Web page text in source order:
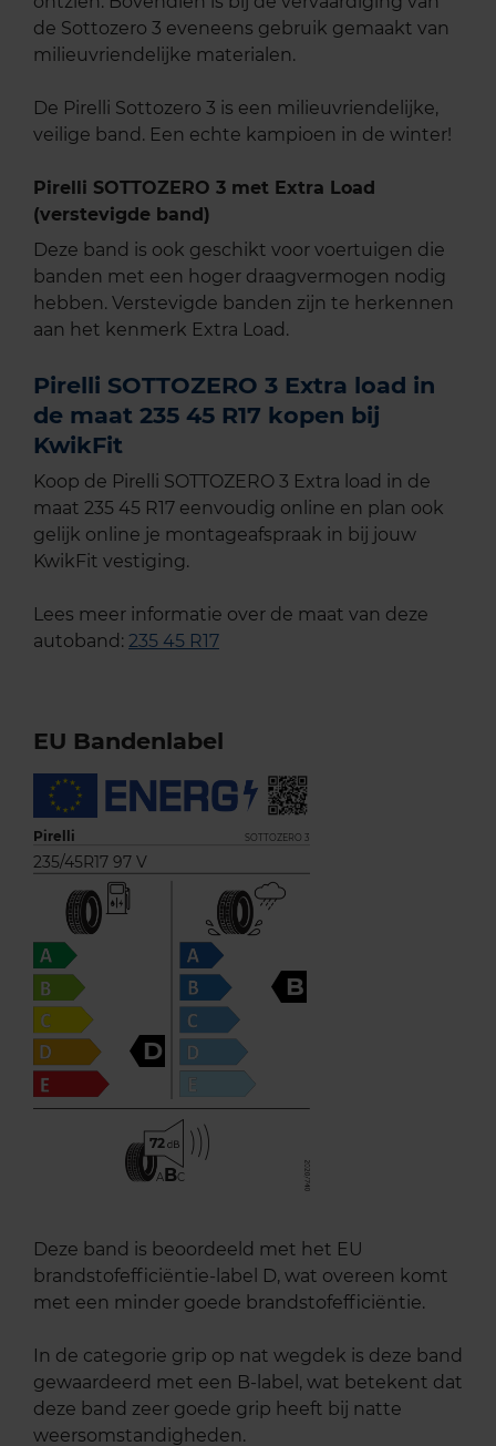
de Sottozero 3 eveneens gebruik gemaakt van
milieuvriendelijke materialen.
De Pirelli Sottozero 3 is een milieuvriendelijke,
veilige band. Een echte kampioen in de winter!
Pirelli SOTTOZERO 3 met Extra Load
(verstevigde band)
Deze band is ook geschikt voor voertuigen die
banden met een hoger draagvermogen nodig
hebben. Verstevigde banden zijn te herkennen
aan het kenmerk Extra Load.
Pirelli SOTTOZERO 3 Extra load in
de maat 235 45 R17 kopen bij
KwikFit
Koop de Pirelli SOTTOZERO 3 Extra load in de
maat 235 45 R17 eenvoudig online en plan ook
gelijk online je montageafspraak in bij jouw
KwikFit vestiging.
Lees meer informatie over de maat van deze
autoband: 235 45 R17
EU Bandenlabel
Pirelli SOTTOZERO 3
235/45R17 97 V
D
B
72
ABC
Deze band is beoordeeld met het EU
brandstofefficiëntie-label D, wat overeen komt
met een minder goede brandstofefficiëntie.
In de categorie grip op nat wegdek is deze band
gewaardeerd met een B-label, wat betekent dat
deze band zeer goede grip heeft bij natte
weersomstandigheden.